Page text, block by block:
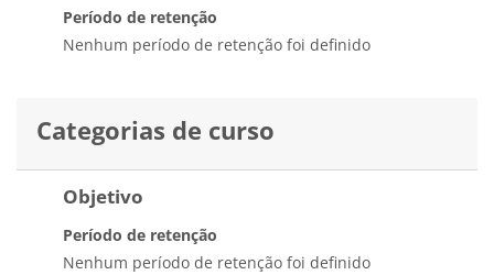
Período de retenção
Nenhum período de retenção foi definido
Categorias de curso
Objetivo
Período de retenção
Nenhum período de retenção foi definido